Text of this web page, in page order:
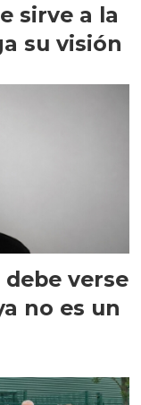
sirve a la
su visión
verse
no es un